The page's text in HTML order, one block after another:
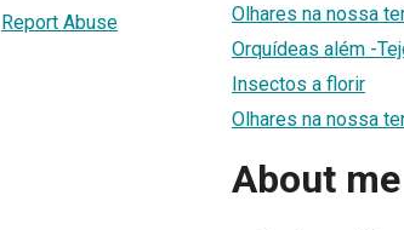
Report Abuse
Olhares na nossa
Orquídeas além -
Insectos a florir
Olhares na nossa
About me